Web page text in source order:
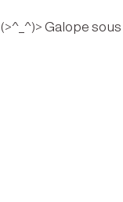
(>^_^)> Galope sous